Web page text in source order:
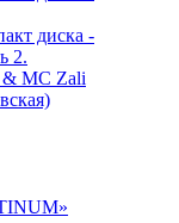
диска -
2.
& MC Zali